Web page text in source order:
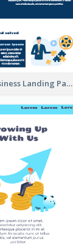
Video Business Landing Page